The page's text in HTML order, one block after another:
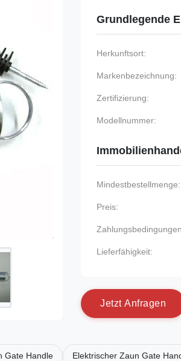
Grundlegende
Herkunftsort:
Markenbezeichnung:
Zertifizierung:
Modellnummer:
Mindestbestellmenge:
Preis:
Lieferfähigkeit:
Jetzt Anfragen
Gate Handle Elektrischer Zaun Gate